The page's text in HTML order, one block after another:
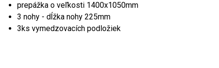
prepážka o veľkosti 1400x1050mm
3 nohy - dĺžka nohy 225mm
3ks vymedzovacích podložiek